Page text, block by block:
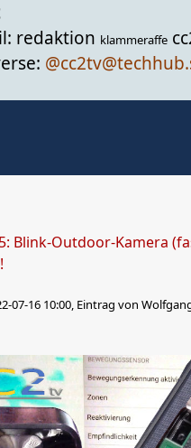
redaktion klammeraffe
Blink-Outdoor-Kamera
07-16 10:00, Eintrag von